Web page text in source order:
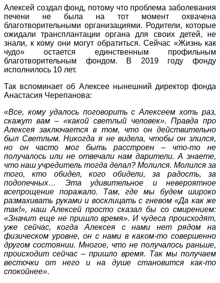
Алексей создал фонд, потому что проблема заболевания
печени не была на тот момент охвачена
благотворительными организациями. Родители, которые
ожидали трансплантации органа для своих детей, не
знали, к кому они могут обратиться. Сейчас «Жизнь как
чудо» остается единственным профильным
благотворительным фондом. В 2019 году фонду
исполнилось 10 лет.
Так вспоминает об Алексее нынешний директор фонда
Анастасия Черепанова:
«Все, кому удалось поговорить с Алексеем хоть раз,
скажут вам – «какой светлый человек». Правда про
Алексея заключается в том, что он действительно
был Светлым. Никогда я не видела, чтобы он злился,
но он часто мог быть расстроен – что-то не
получалось или не отвечали нам дарители. А знаете,
что наш учредитель тогда делал? Молился. Молился за
того, кто обидел, кого обидели, за радость, за
подопечных… Эта удивительное и невероятное
всепрощение поражало. Там, где мы будем широко
размахивать руками и восклицать с гневом «Да как же
так!», наш Алексей просто сказал бы со смирением:
«Значит еще не пришло время». И чудеса происходят,
уже сейчас, когда Алексея с нами нет рядом на
физическом уровне, он с нами в каком-то совершенно
другом состоянии. Многое, что не получалось раньше,
происходит сейчас – пришло время. Так мы получаем
весточки от него и на душе становится как-то
спокойнее».